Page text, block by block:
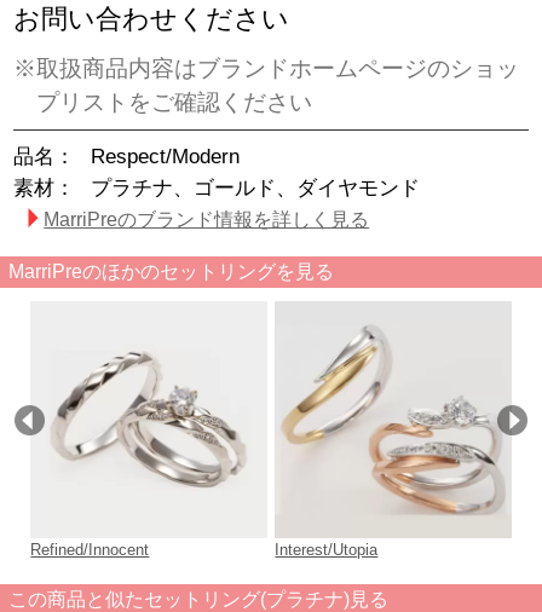
お問い合わせください
※取扱商品内容はブランドホームページのショッ
プリストをご確認ください
品名：
Respect/Modern
素材：
プラチナ、ゴールド、ダイヤモンド
MarriPreのブランド情報を詳しく見る
MarriPreのほかのセットリングを見る
Refined/Innocent Interest/Utopia
この商品と似たセットリング(プラチナ)見る